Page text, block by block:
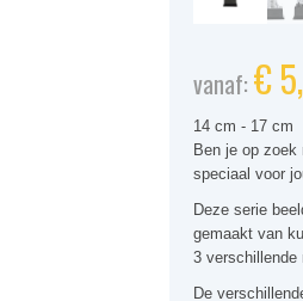
vanaf:€
14 cm - 17 cm
Ben je op zoek
speciaal voor
Deze serie
gemaakt van
3 verschillende
De